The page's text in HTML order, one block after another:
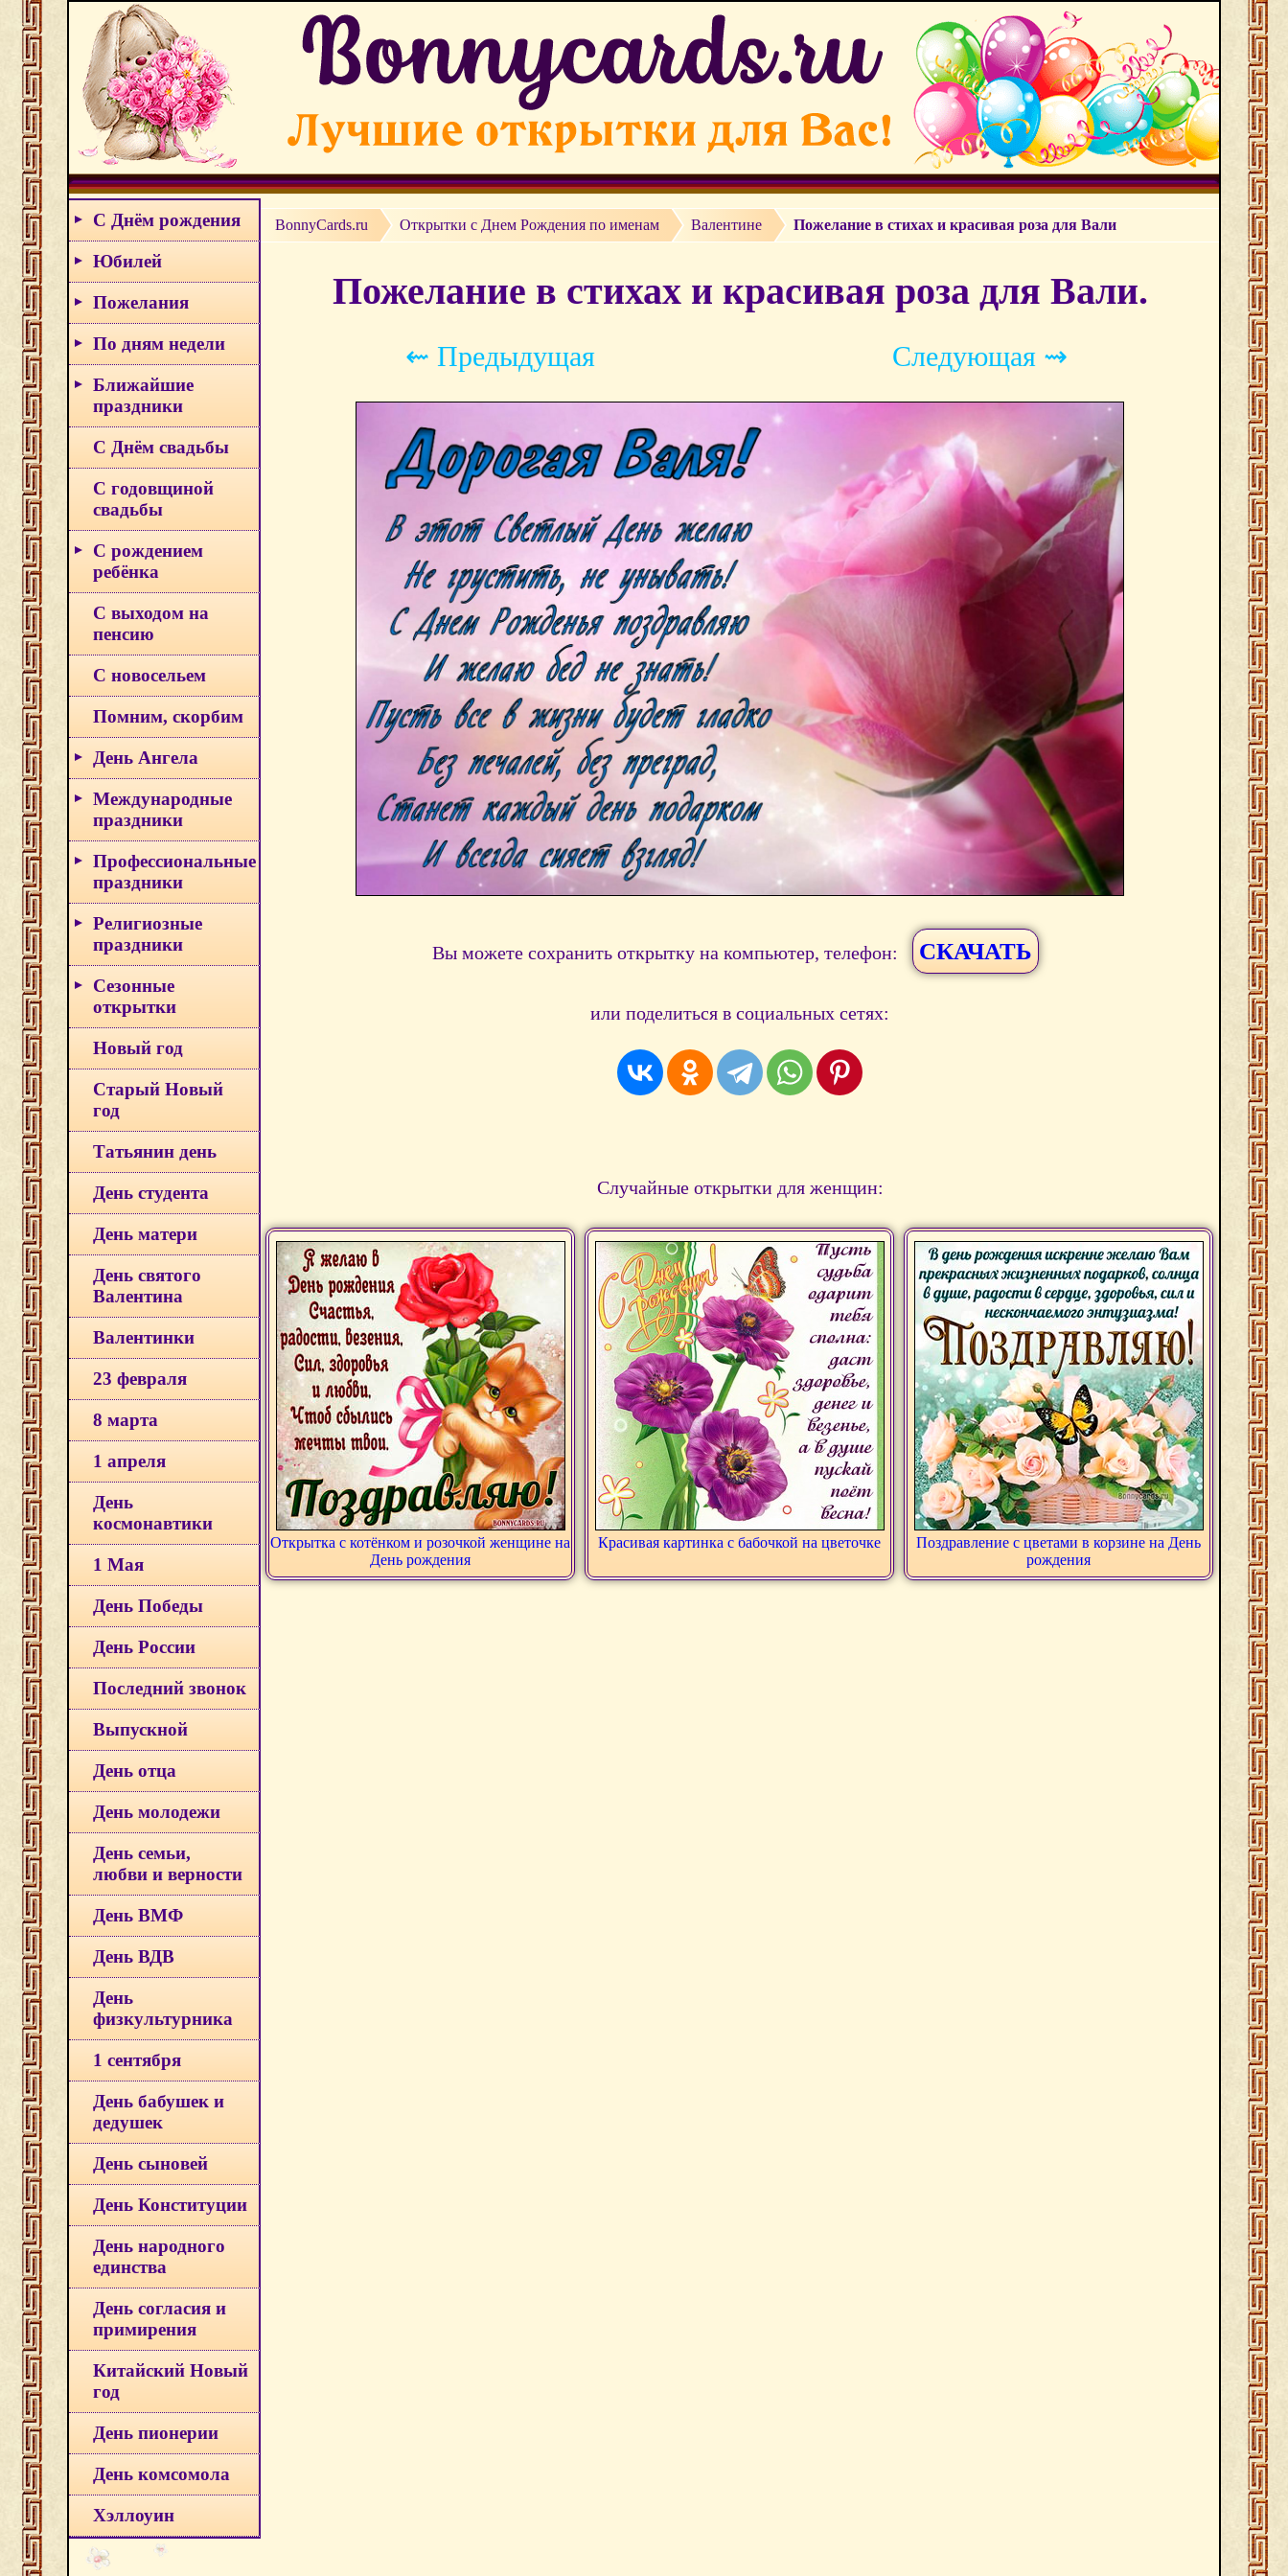
С Днём рождения
Юбилей
Пожелания
По дням недели
Ближайшие
праздники
С Днём свадьбы
С годовщиной
свадьбы
С рождением
ребёнка
С выходом на
пенсию
С новосельем
Помним, скорбим
День Ангела
Международные
праздники
Профессиональные
праздники
Религиозные
праздники
Сезонные
открытки
Новый год
Старый Новый
год
Татьянин день
День студента
День матери
День святого
Валентина
Валентинки
23 февраля
8 марта
1 апреля
День
космонавтики
1 Мая
День Победы
День России
Последний звонок
Выпускной
День отца
День молодежи
День семьи,
любви и верности
День ВМФ
День ВДВ
День
физкультурника
1 сентября
День бабушек и
дедушек
День сыновей
День Конституции
День народного
единства
День согласия и
примирения
Китайский Новый
год
День пионерии
День комсомола
Хэллоуин
BonnyCards.ru Открытки c Днем Рождения по именам Валентине Пожелание в стихах и красивая роза для Вали
Пожелание в стихах и красивая роза для Вали.
⇜ Предыдущая Следующая ⇝
Вы можете сохранить открытку на компьютер, телефон: СКАЧАТЬ
или поделиться в социальных сетях:
Случайные открытки для женщин:
Открытка с котёнком и розочкой женщине на
День рождения
Красивая картинка с бабочкой на цветочке
Поздравление с цветами в корзине на День
рождения